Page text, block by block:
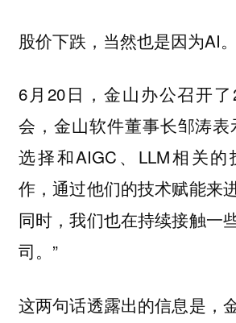
股价下跌，当然也是因为AI。
6月20日，金山办公召开了
会，金山软件董事长邹涛表
选择和AIGC、LLM相关
作，通过他们的技术赋能来
同时，我们也在持续接触一
司。”
这两句话透露出的信息是，